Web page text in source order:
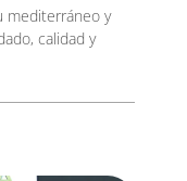
mediterráneo y
calidad y